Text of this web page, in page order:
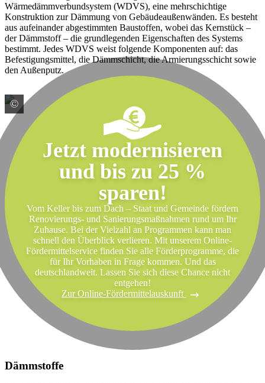
Wärmedämmverbundsystem (WDVS), eine mehrschichtige
Konstruktion zur Dämmung von Gebäudeaußenwänden. Es besteht
aus aufeinander abgestimmten Baustoffen, wobei das Kernstück –
der Dämmstoff – die grundlegenden Eigenschaften des Systems
bestimmt. Jedes WDVS weist folgende Komponenten auf: das
Befestigungsmittel, die Dämmschicht, die Armierungsschicht sowie
den Außenputz.
© © Yakobchuk Olena / stock.adobe.com
Jetzt modernisieren
und bis zu 25 %
sparen!
Vom Keller bis zum Dach – Staat und Gemeinde fördern
Renovierungs- und Sanierungsmaßnahmen rund um Ihr
Zuhause. Bei der Vielzahl an Programmen kann man
schnell den Überblick verlieren. Mit unserem Online-
Fördermittelservice finden Sie alle Förderprogramme, die
für Ihr Vorhaben in Frage kommen. Und das
deutschlandweit. Lassen Sie sich diese Chance nicht
entgehen!
Zur Online-Fördermittelauskunft
Dämmstoffe